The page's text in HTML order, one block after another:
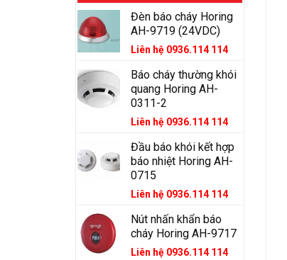
Đèn báo cháy Horing
AH-9719 (24VDC)
Liên hệ 0936.114 114
Báo cháy thường khói
quang Horing AH-
0311-2
Liên hệ 0936.114 114
Đầu báo khói kết hợp
báo nhiệt Horing AH-
0715
Liên hệ 0936.114 114
Nút nhấn khẩn báo
cháy Horing AH-9717
Liên hệ 0936.114 114
báo khói quang
Tủ trung tâm báo cháy
Horing AH-00212